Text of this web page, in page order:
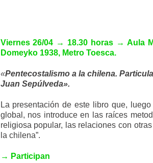
Viernes 26/04 → 18.30 horas → Aula
Domeyko 1938, Metro Toesca.
«Pentecostalismo a la chilena.
Juan Sepúlveda».
La presentación de este libro que,
global, nos introduce en las raíces
religiosa popular, las relaciones con
la chilena”.
→ Participan